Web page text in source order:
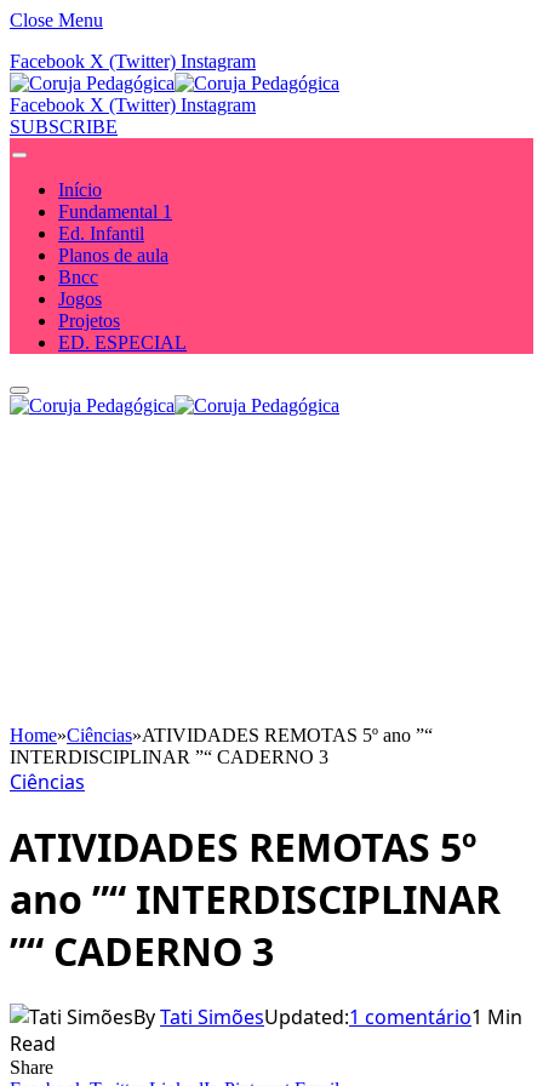
Close Menu
Facebook X (Twitter) Instagram
Facebook X (Twitter) Instagram
SUBSCRIBE
Início
Fundamental 1
Ed. Infantil
Planos de aula
Bncc
Jogos
Projetos
ED. ESPECIAL
Home»Ciências»ATIVIDADES REMOTAS 5º ano ”“
INTERDISCIPLINAR ”“ CADERNO 3
Ciências
ATIVIDADES REMOTAS 5º
ano ”“ INTERDISCIPLINAR
”“ CADERNO 3
ByTati SimõesUpdated:1 comentário1 Min
Read
Share